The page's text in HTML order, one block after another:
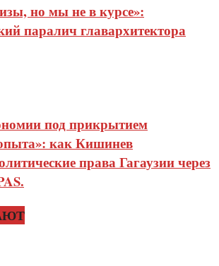
но мы не в курсе»:
паралич главархитектора
под прикрытием
как Кишинев
права Гагаузии через